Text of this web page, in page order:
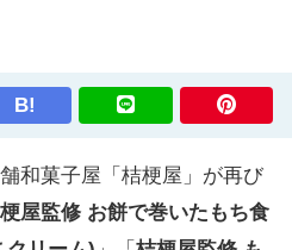
B!
和菓子屋「桔梗屋」が再び
屋監修 お餅で巻いたもち食